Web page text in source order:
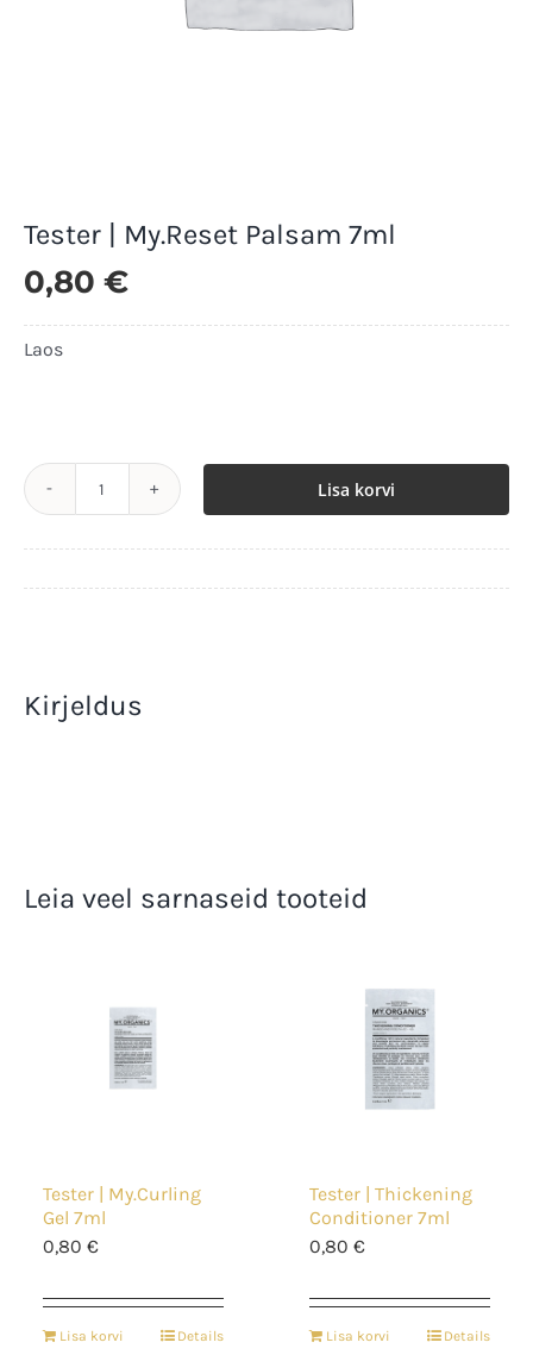
Tester | My.Reset Palsam 7ml
0,80 €
Laos
Lisa korvi
Kirjeldus
Leia veel sarnaseid tooteid
Tester | My.Curling
Gel 7ml
0,80 €
Lisa korvi Details
Tester | Thickening
Conditioner 7ml
0,80 €
Lisa korvi Details